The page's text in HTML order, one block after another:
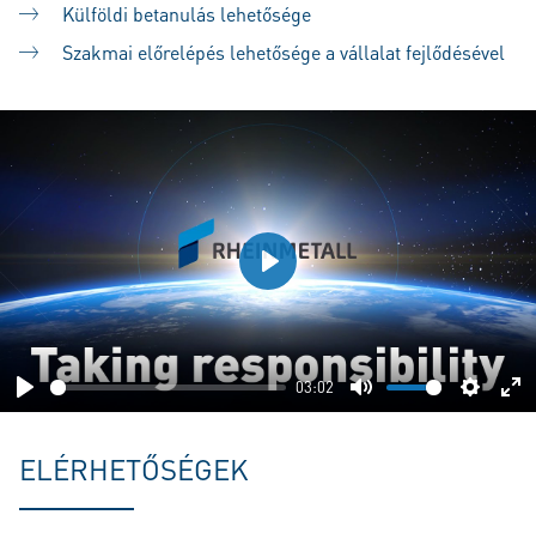
Külföldi betanulás lehetősége
Szakmai előrelépés lehetősége a vállalat fejlődésével
Play
03:02
Mute
Play
ELÉRHETŐSÉGEK